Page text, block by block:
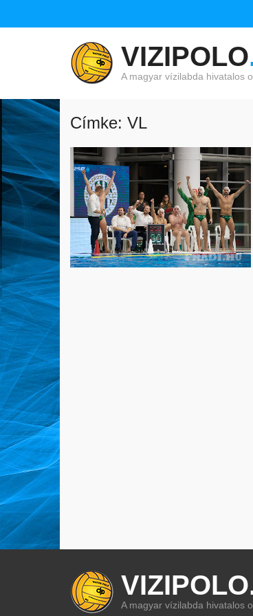
VIZIPOLO
A magyar vízilabda hivatalos
Címke: VL
A magyar vízilabda hivatalos